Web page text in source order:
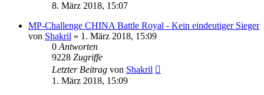
8. März 2018, 15:07
MP-Challenge CHINA Battle Royal - Kein eindeutiger Sieger
von Shakril » 1. März 2018, 15:09
0 Antworten
9228 Zugriffe
Letzter Beitrag von Shakril
1. März 2018, 15:09